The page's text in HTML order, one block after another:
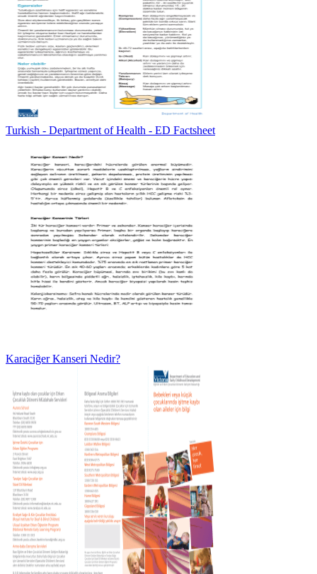
Turkish - Department of Health - ED Factsheet
Karaciğer Kanseri Nedir?